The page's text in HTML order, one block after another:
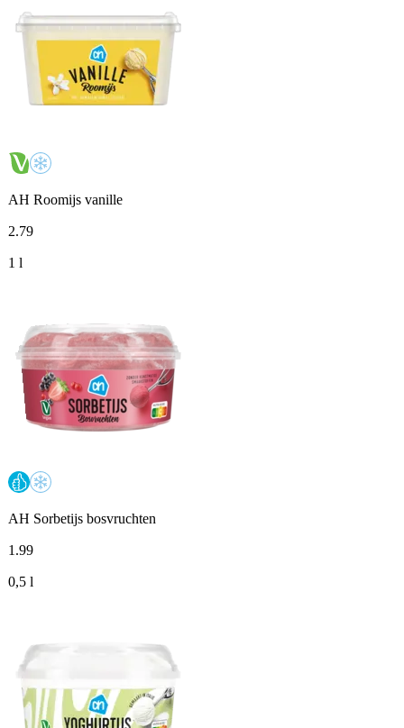
AH Roomijs vanille
2.79
1 l
AH Sorbetijs bosvruchten
1 .99
0,5 l